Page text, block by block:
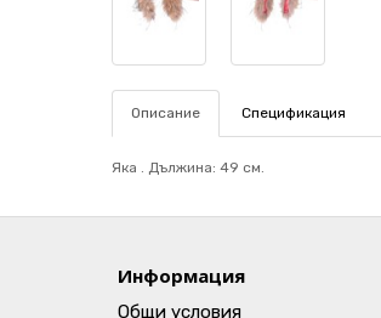
Описание Спецификация
Яка . Дължина: 49 см.
Информация
Общи условия